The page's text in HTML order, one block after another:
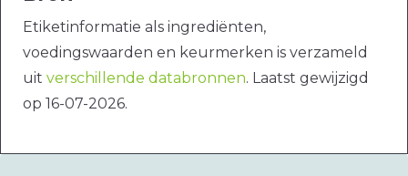
Etiketinformatie als ingrediënten,
voedingswaarden en keurmerken is verzameld
uit verschillende databronnen. Laatst gewijzigd
op 16-07-2026.